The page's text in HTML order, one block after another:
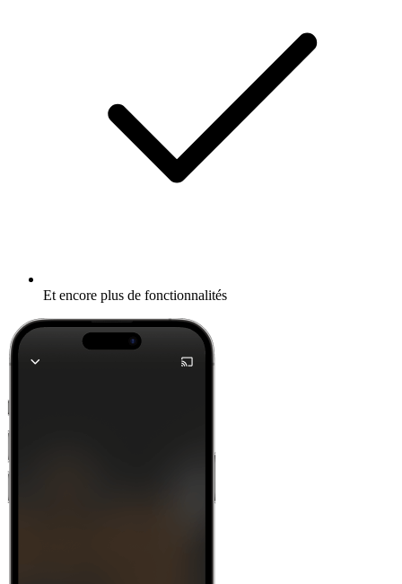
Et encore plus de fonctionnalités